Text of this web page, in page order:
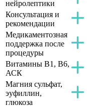
нейролептики
Консультация и
рекомендации
Медикаментозная
поддержка после
процедуры
Витамины B1, B6,
АСК
Магния сульфат,
эуфиллин,
глюкоза